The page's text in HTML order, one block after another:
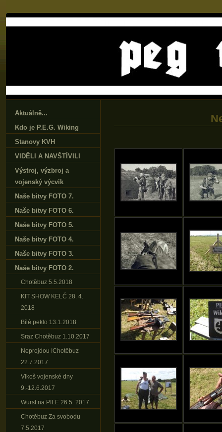
Aktuálně...
Kdo je P.E.G. Wiking
Stanovy KVH
VIDĚLI A NAVŠTÍVILI
Výstroj‚ výzbroj a
vojenský výcvik
Naše bitvy FOTO 7.
Naše bitvy FOTO 6.
Naše bitvy FOTO 5.
Naše bitvy FOTO 4.
Naše bitvy FOTO 3.
Naše bitvy FOTO 2.
Chotěbuz 5.5.2018
KIT SHOW KELČ 28. 4.
2018
Bílé peklo 13.1.2018
Sraz Chotěbuz 1.10.2017
Neprojdou !Chotěbuz
22.7.2017
Vlkoš vojenské dny
9.-12.6.2017
Wurst na PILE 26.5. 2017
Chotěbuz Za svobodu
7.5.2017